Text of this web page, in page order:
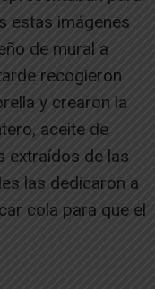
estas imágenes
de mural a
recogieron
y crearon la
aceite de
extraídos de las
las dedicaron a
cola para que el